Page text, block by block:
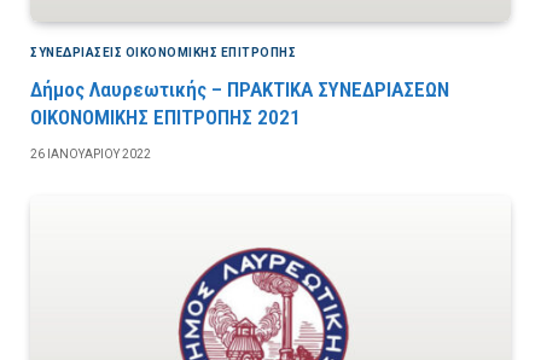
ΣΥΝΕΔΡΙΆΣΕΙΣ ΟΙΚΟΝΟΜΙΚΉΣ ΕΠΙΤΡΟΠΉΣ
Δήμος Λαυρεωτικής – ΠΡΑΚΤΙΚΑ ΣΥΝΕΔΡΙΑΣΕΩΝ
ΟΙΚΟΝΟΜΙΚΗΣ ΕΠΙΤΡΟΠΗΣ 2021
26 ΙΑΝΟΥΑΡΊΟΥ 2022